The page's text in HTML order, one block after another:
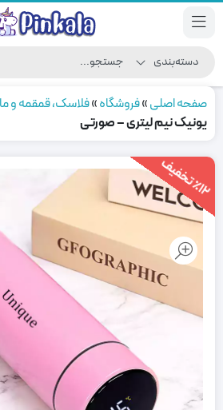
صفحه اصلی»فروشگاه»فلاسک، قمقمه و
یونیک نیم لیتری – صورتی
٪1
2
ت
خ
ف
یف